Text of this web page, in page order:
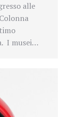
alle
I musei…